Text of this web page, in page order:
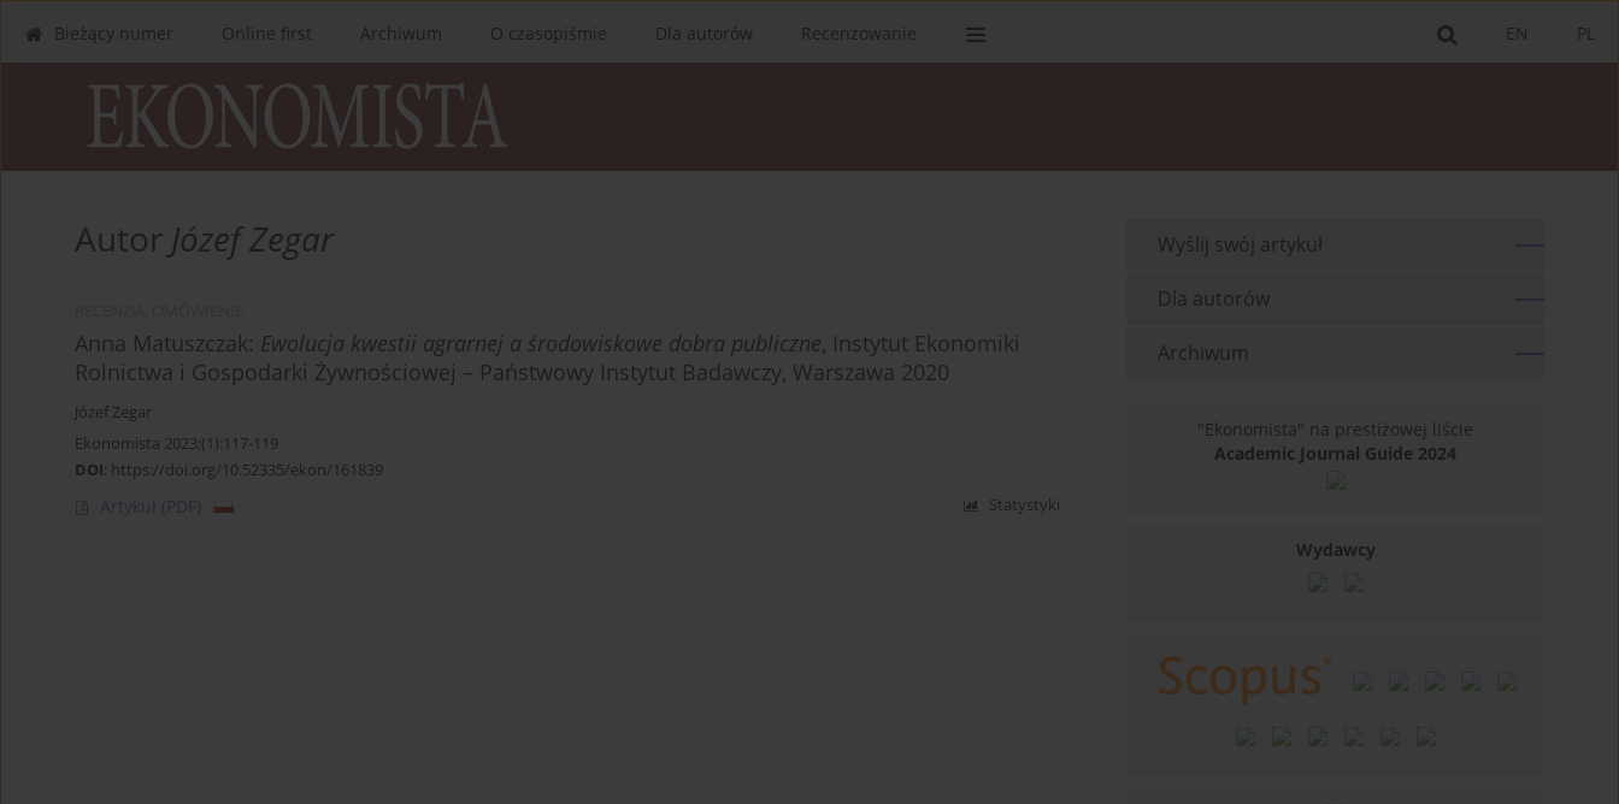
PL
EN
Bieżący numer Online first Archiwum O czasopiśmie Dla autorów Recenzowanie
Autor Józef Zegar
Anna Matuszczak: Ewolucja kwestii agrarnej a środowiskowe dobra publiczne, Instytut Ekonomiki
Rolnictwa i Gospodarki Żywnościowej – Państwowy Instytut Badawczy, Warszawa 2020
Józef Zegar
Ekonomista 2023;(1):117-119
DOI: https://doi.org/10.52335/ekon/161839
Artykuł (PDF) Statystyki
Wyślij swój artykuł
Dla autorów
Archiwum
"Ekonomista" na prestiżowej liście
Academic Journal Guide 2024
Wydawcy